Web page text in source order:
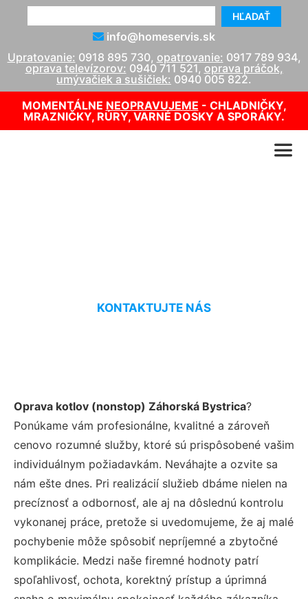
HĽADAŤ
info@homeservis.sk
Upratovanie: 0918 895 730, opatrovanie: 0917 789 934,
oprava televízorov: 0940 711 521, oprava práčok,
umývačiek a sušičiek: 0940 005 822.
MOMENTÁLNE NEOPRAVUJEME - CHLADNIČKY,
MRAZNIČKY, RÚRY, VARNÉ DOSKY A SPORÁKY.
KONTAKTUJTE NÁS
Oprava kotlov (nonstop) Záhorská Bystrica?
Ponúkame vám profesionálne, kvalitné a zároveň
cenovo rozumné služby, ktoré sú prispôsobené vašim
individuálnym požiadavkám. Neváhajte a ozvite sa
nám ešte dnes. Pri realizácií služieb dbáme nielen na
precíznosť a odbornosť, ale aj na dôslednú kontrolu
vykonanej práce, pretože si uvedomujeme, že aj malé
pochybenie môže spôsobiť nepríjemné a zbytočné
komplikácie. Medzi naše firemné hodnoty patrí
spoľahlivosť, ochota, korektný prístup a úprimná